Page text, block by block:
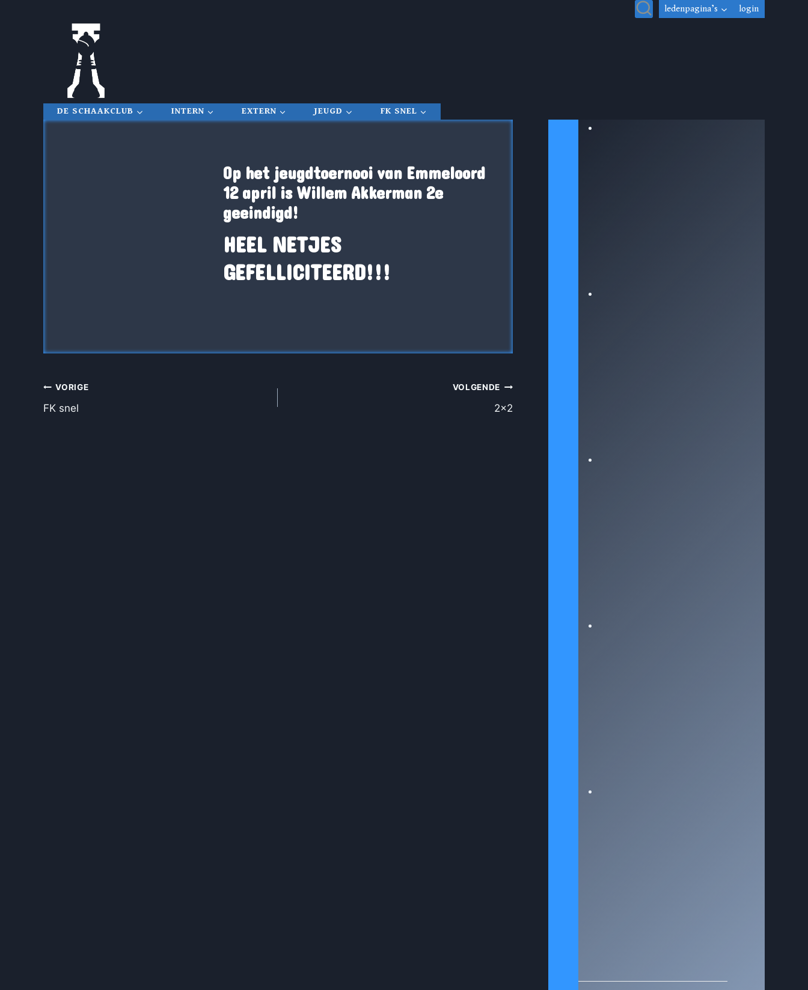
ledenpagina’s login
DE SCHAAKCLUB INTERN EXTERN JEUGD FK SNEL
Op het jeugdtoernooi van Emmeloord
12 april is Willem Akkerman 2e
geeindigd!
HEEL NETJES
GEFELLICITEERD!!!
BERICHT
NAVIGATIE
VORIGE
FK snel
VOLGENDE
2×2